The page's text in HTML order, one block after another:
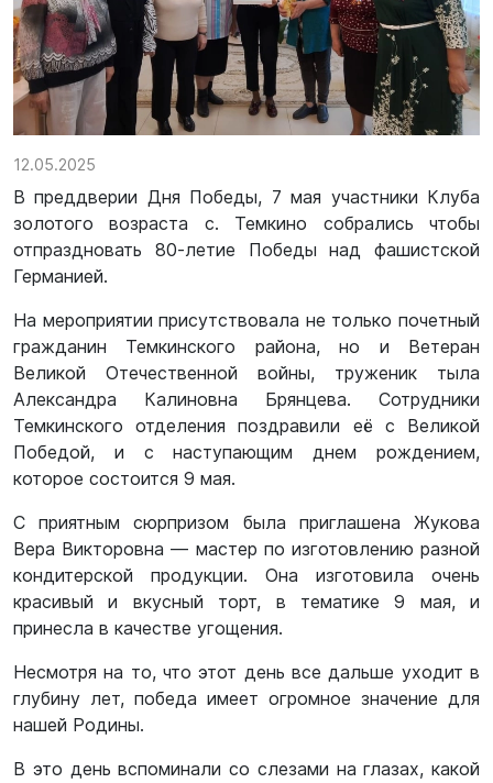
12.05.2025
В преддверии Дня Победы, 7 мая участники Клуба
золотого возраста с. Темкино собрались чтобы
отпраздновать 80-летие Победы над фашистской
Германией.
На мероприятии присутствовала не только почетный
гражданин Темкинского района, но и Ветеран
Великой Отечественной войны, труженик тыла
Александра Калиновна Брянцева. Сотрудники
Темкинского отделения поздравили её с Великой
Победой, и с наступающим днем рождением,
которое состоится 9 мая.
С приятным сюрпризом была приглашена Жукова
Вера Викторовна — мастер по изготовлению разной
кондитерской продукции. Она изготовила очень
красивый и вкусный торт, в тематике 9 мая, и
принесла в качестве угощения.
Несмотря на то, что этот день все дальше уходит в
глубину лет, победа имеет огромное значение для
нашей Родины.
В это день вспоминали со слезами на глазах, какой